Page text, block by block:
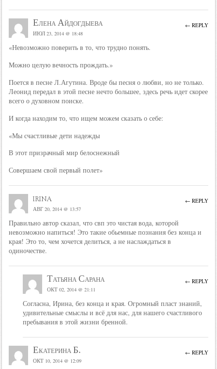
Елена Айдогдыева
ИЮЛ 23, 2014 @ 18:48
«Невозможно поверить в то, что трудно понять.
Можно целую вечность прождать.»
Поется в песне Л.Агутина. Вроде бы песня о любви, но не только.
Леонид передал в этой песне нечто большее, здесь речь идет скорее
всего о духовном поиске.
И когда находим то, что ищем можем сказать о себе:
«Мы счастливые дети надежды
В этот призрачный мир белоснежный
Совершаем свой первый полет»
← REPLY
irina
АВГ 20, 2014 @ 13:57
Правильно автор сказал, что свп это чистая вода, которой
невозможно напиться! Это такие обьемные познания без конца и
края! Это то, чем хочется делиться, а не наслаждаться в
одиночестве.
← REPLY
Татьяна Сарана
ОКТ 02, 2014 @ 21:11
Согласна, Ирина, без конца и края. Огромный пласт знаний,
удивительные смыслы и всё для нас, для нашего счастливого
пребывания в этой жизни бренной.
← REPLY
Екатерина Б.
ОКТ 10, 2014 @ 12:09
← REPLY